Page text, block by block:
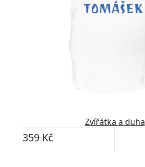
Zvířátka a duha
359 Kč